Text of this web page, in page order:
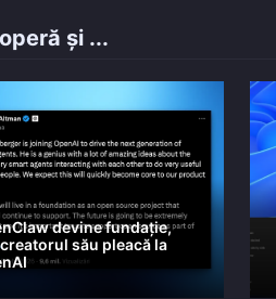
și ...
devine fundație,
său pleacă la